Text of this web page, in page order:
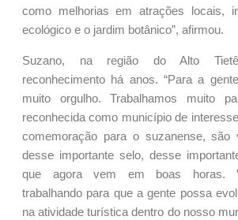
como melhorias em atrações locais,
ecológico e o jardim botânico”, afirmou.
Suzano, na região do Alto
reconhecimento há anos. “Para a
muito orgulho. Trabalhamos muito
reconhecida como município de
comemoração para o suzanense, são
desse importante selo, desse
que agora vem em boas horas.
trabalhando para que a gente possa
na atividade turística dentro do nosso